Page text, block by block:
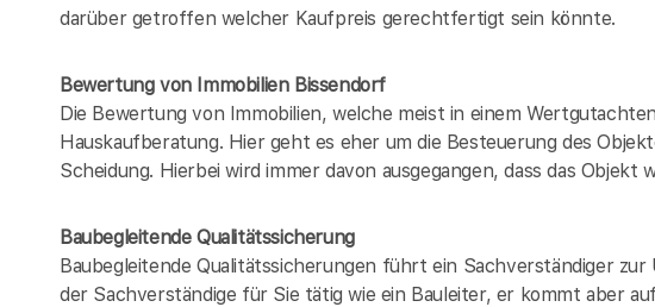
darüber getroffen welcher Kaufpreis gerechtfertigt sein könnte.
Bewertung von Immobilien Bissendorf
Die Bewertung von Immobilien, welche meist in einem
Hauskaufberatung. Hier geht es eher um die Besteuerung des
Scheidung. Hierbei wird immer davon ausgegangen, dass das
Baubegleitende Qualitätssicherung
Baubegleitende Qualitätssicherungen führt ein Sachverständiger
der Sachverständige für Sie tätig wie ein Bauleiter, er kommt aber